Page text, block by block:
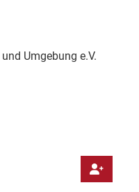
Umgebung e.V.